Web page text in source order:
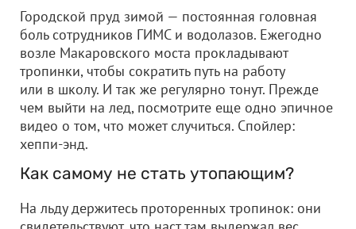
Городской пруд зимой — постоянная головная
боль сотрудников ГИМС и водолазов. Ежегодно
возле Макаровского моста прокладывают
тропинки, чтобы сократить путь на работу
или в школу. И так же регулярно тонут. Прежде
чем выйти на лед, посмотрите еще одно эпичное
видео о том, что может случиться. Спойлер:
хеппи-энд.
Как самому не стать утопающим?
На льду держитесь проторенных тропинок: они